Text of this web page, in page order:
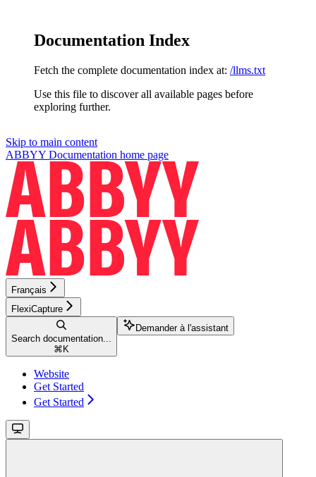
Documentation Index
Fetch the complete documentation index at: /llms.txt
Use this file to discover all available pages before
exploring further.
Skip to main content
ABBYY Documentation home page
Français
FlexiCapture
Search documentation...
⌘ K
Demander à l'assistant
Website
Get Started
Get Started